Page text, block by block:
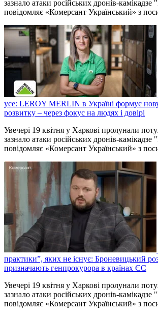
зазнало атаки російських дронів-
повідомляє «Комерсант Український» з
усе: LEROY MERLIN в Україні формує
розвитку – через фокус на людях і довірі
Увечері 19 квітня у Харкові пролунали
зазнало атаки російських дронів-
повідомляє «Комерсант Український» з
практики”, яких не існує: Броневицький
призначають генпрокурора в країнах ЄС
Увечері 19 квітня у Харкові пролунали
зазнало атаки російських дронів-
повідомляє «Комерсант Український» з